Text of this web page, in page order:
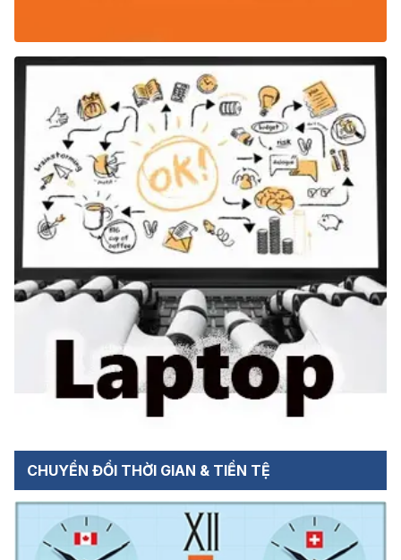
CHUYỂN ĐỔI THỜI GIAN & TIỀN TỆ